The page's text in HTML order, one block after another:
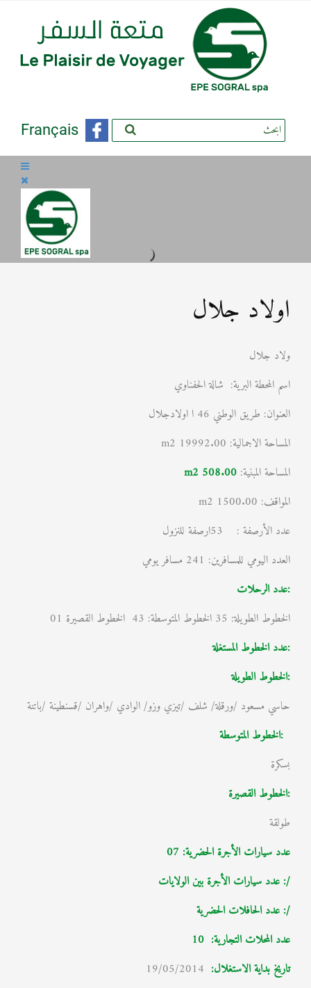
Français
اولاد جلال
ولاد جلال
اسم المحطة البرية: شالة الحفناوي
العنوان: طريق الوطني 46 ا اولادجلال
المساحة الاجمالية: 19992.00 m2
المساحة المبنية: 508.00 m2
المواقف: 1500.00 m2
عدد الأرصفة : 53ارصفة للنزول
العدد اليومي للمسافرين: 241 مسافر يومي
:عدد الرحلات
الخطوط الطويلة: 35 الخطوط المتوسطة: 43 الخطوط القصيرة 01
:عدد الخطوط المستغلة
:الخطوط الطويلة
حاسي مسعود /ورقلة/ شلف /تيزي وزو/ الوادي /واهران /قسنطينة /باتنة
:الخطوط المتوسطة
بسكرة
:الخطوط القصيرة
طولقة
عدد سيارات الأجرة الحضرية: 07
/: عدد سيارات الأجرة بين الولايات
/: عدد الحافلات الحضرية
عدد المحلات التجارية: 10
تاريخ بداية الاستغلال:
19/05/2014